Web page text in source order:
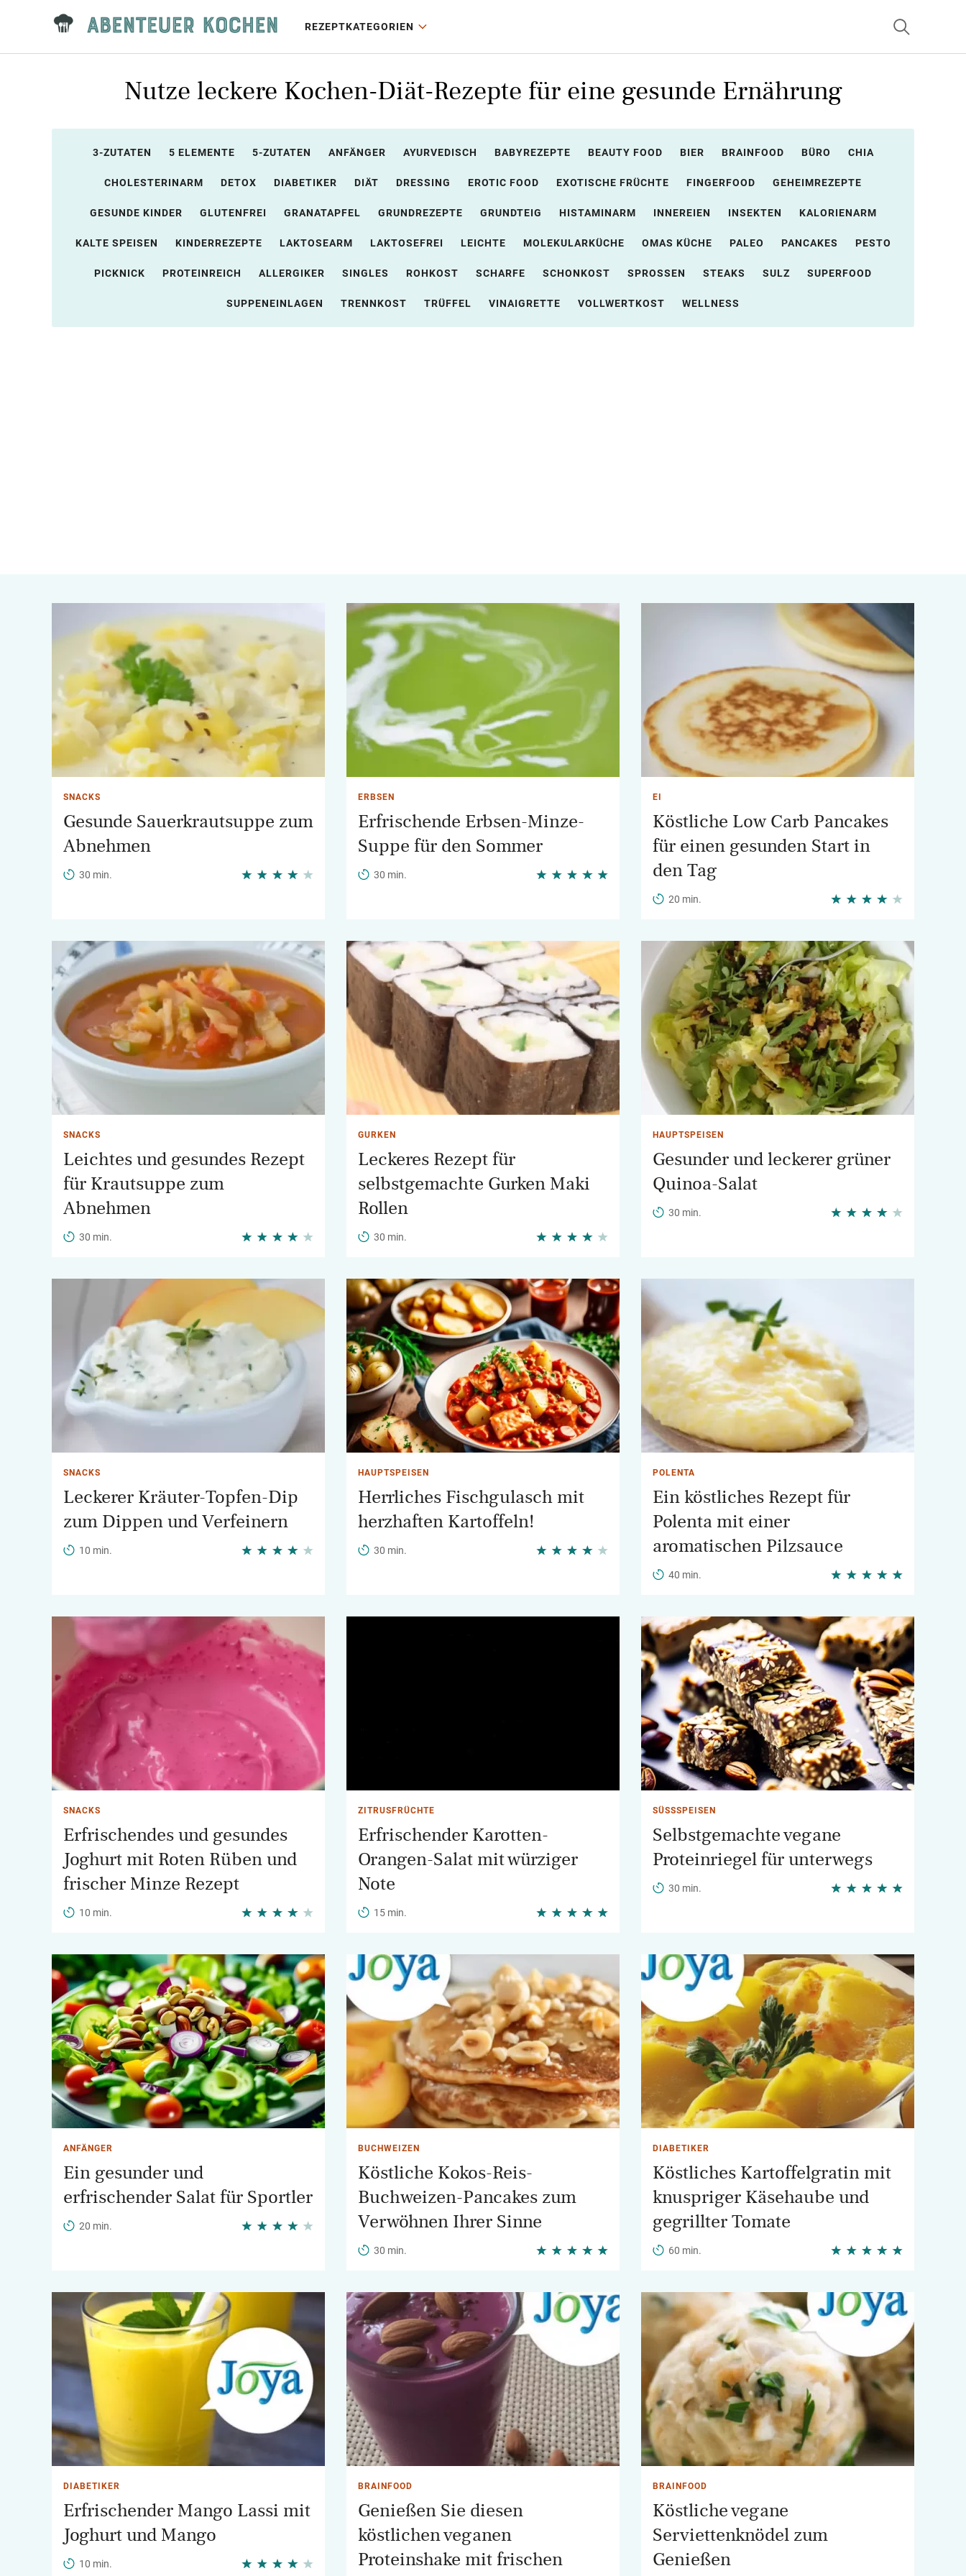
REZEPTKATEGORIEN
Nutze leckere Kochen-Diät-Rezepte für eine gesunde Ernährung
3-ZUTATEN 5 ELEMENTE 5-ZUTATEN ANFÄNGER AYURVEDISCH BABYREZEPTE BEAUTY FOOD BIER BRAINFOOD BÜRO CHIA
CHOLESTERINARM DETOX DIABETIKER DIÄT DRESSING EROTIC FOOD EXOTISCHE FRÜCHTE FINGERFOOD GEHEIMREZEPTE
GESUNDE KINDER GLUTENFREI GRANATAPFEL GRUNDREZEPTE GRUNDTEIG HISTAMINARM INNEREIEN INSEKTEN KALORIENARM
KALTE SPEISEN KINDERREZEPTE LAKTOSEARM LAKTOSEFREI LEICHTE MOLEKULARKÜCHE OMAS KÜCHE PALEO PANCAKES PESTO
PICKNICK PROTEINREICH ALLERGIKER SINGLES ROHKOST SCHARFE SCHONKOST SPROSSEN STEAKS SULZ SUPERFOOD
SUPPENEINLAGEN TRENNKOST TRÜFFEL VINAIGRETTE VOLLWERTKOST WELLNESS
SNACKS
Gesunde Sauerkrautsuppe zum
Abnehmen
30 min.
ERBSEN
Erfrischende Erbsen-Minze-
Suppe für den Sommer
30 min.
EI
Köstliche Low Carb Pancakes
für einen gesunden Start in
den Tag
20 min.
SNACKS
Leichtes und gesundes Rezept
für Krautsuppe zum
Abnehmen
30 min.
GURKEN
Leckeres Rezept für
selbstgemachte Gurken Maki
Rollen
30 min.
HAUPTSPEISEN
Gesunder und leckerer grüner
Quinoa-Salat
30 min.
SNACKS
Leckerer Kräuter-Topfen-Dip
zum Dippen und Verfeinern
10 min.
HAUPTSPEISEN
Herrliches Fischgulasch mit
herzhaften Kartoffeln!
30 min.
POLENTA
Ein köstliches Rezept für
Polenta mit einer
aromatischen Pilzsauce
40 min.
SNACKS
Erfrischendes und gesundes
Joghurt mit Roten Rüben und
frischer Minze Rezept
10 min.
ZITRUSFRÜCHTE
Erfrischender Karotten-
Orangen-Salat mit würziger
Note
15 min.
SÜSSSPEISEN
Selbstgemachte vegane
Proteinriegel für unterwegs
30 min.
ANFÄNGER
Ein gesunder und
erfrischender Salat für Sportler
20 min.
BUCHWEIZEN
Köstliche Kokos-Reis-
Buchweizen-Pancakes zum
Verwöhnen Ihrer Sinne
30 min.
DIABETIKER
Köstliches Kartoffelgratin mit
knuspriger Käsehaube und
gegrillter Tomate
60 min.
DIABETIKER
Erfrischender Mango Lassi mit
Joghurt und Mango
10 min.
BRAINFOOD
Genießen Sie diesen
köstlichen veganen
Proteinshake mit frischen
BRAINFOOD
Köstliche vegane
Serviettenknödel zum
Genießen